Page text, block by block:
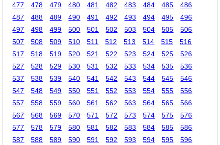
477
478 479 480 481 482 483 484 485
486
487
488 489 490 491 492 493 494 495
496
497
498 499 500 501 502 503 504 505
506
507
508 509 510 511 512 513 514 515
516
517
518 519 520 521 522 523 524 525
526
527
528 529 530 531 532 533 534 535
536
537
538 539 540 541 542 543 544 545
546
547
548 549 550 551 552 553 554 555
556
557
558 559 560 561 562 563 564 565
566
567
568 569 570 571 572 573 574 575
576
577
578 579 580 581 582 583 584 585
586
587
588 589 590 591 592 593 594 595
596